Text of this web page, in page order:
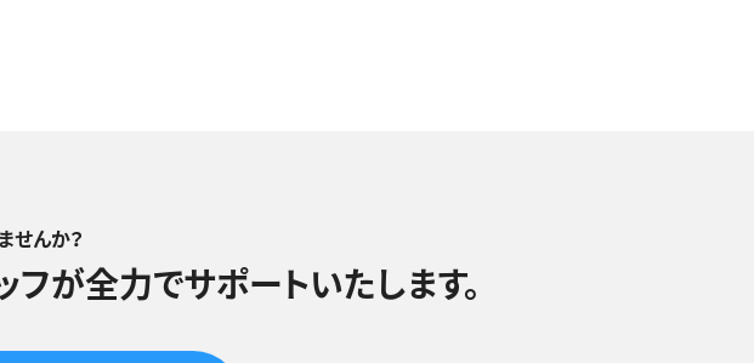
せんか？
フが全力でサポートいたします。